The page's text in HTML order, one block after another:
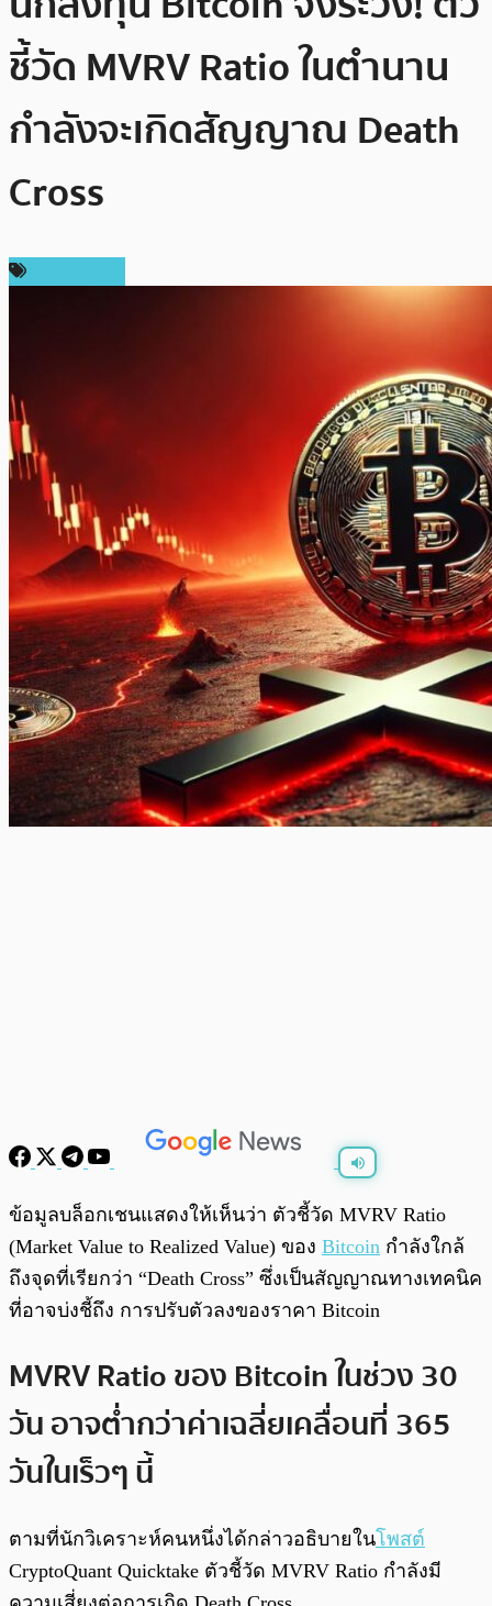
ชี้วัด MVRV Ratio ในตำนาน
กำลังจะเกิดสัญญาณ Death
Cross
พร้อมเล่น
ข้อมูลบล็อกเชนแสดงให้เห็นว่า ตัวชี้วัด MVRV Ratio
(Market Value to Realized Value) ของ Bitcoin กำลังใกล้
ถึงจุดที่เรียกว่า “Death Cross” ซึ่งเป็นสัญญาณทางเทคนิค
ที่อาจบ่งชี้ถึง การปรับตัวลงของราคา Bitcoin
MVRV Ratio ของ Bitcoin ในช่วง 30
วัน อาจต่ำกว่าค่าเฉลี่ยเคลื่อนที่ 365
วันในเร็วๆ นี้
ตามที่นักวิเคราะห์คนหนึ่งได้กล่าวอธิบายในโพสต์
CryptoQuant Quicktake ตัวชี้วัด MVRV Ratio กำลังมี